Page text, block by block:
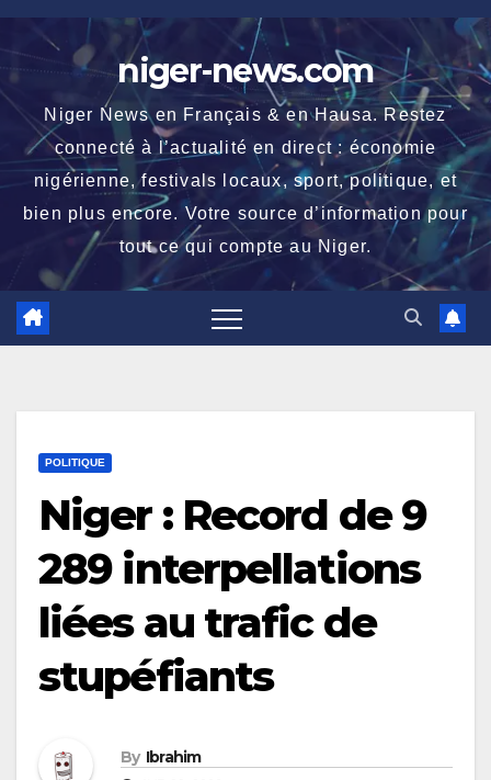
Skip
to
content
niger-news.com
Niger News en Français & en Hausa. Restez
connecté à l’actualité en direct : économie
nigérienne, festivals locaux, sport, politique, et
bien plus encore. Votre source d’information pour
tout ce qui compte au Niger.
POLITIQUE
Niger : Record de 9
289 interpellations
liées au trafic de
stupéfiants
By Ibrahim